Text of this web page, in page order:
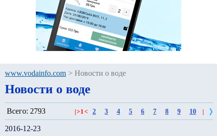
www.vodainfo.com > Новости о воде
Новости о воде
Всего: 2793 >1< 2 3 4 5 6 7 8 9 10
2016-12-23